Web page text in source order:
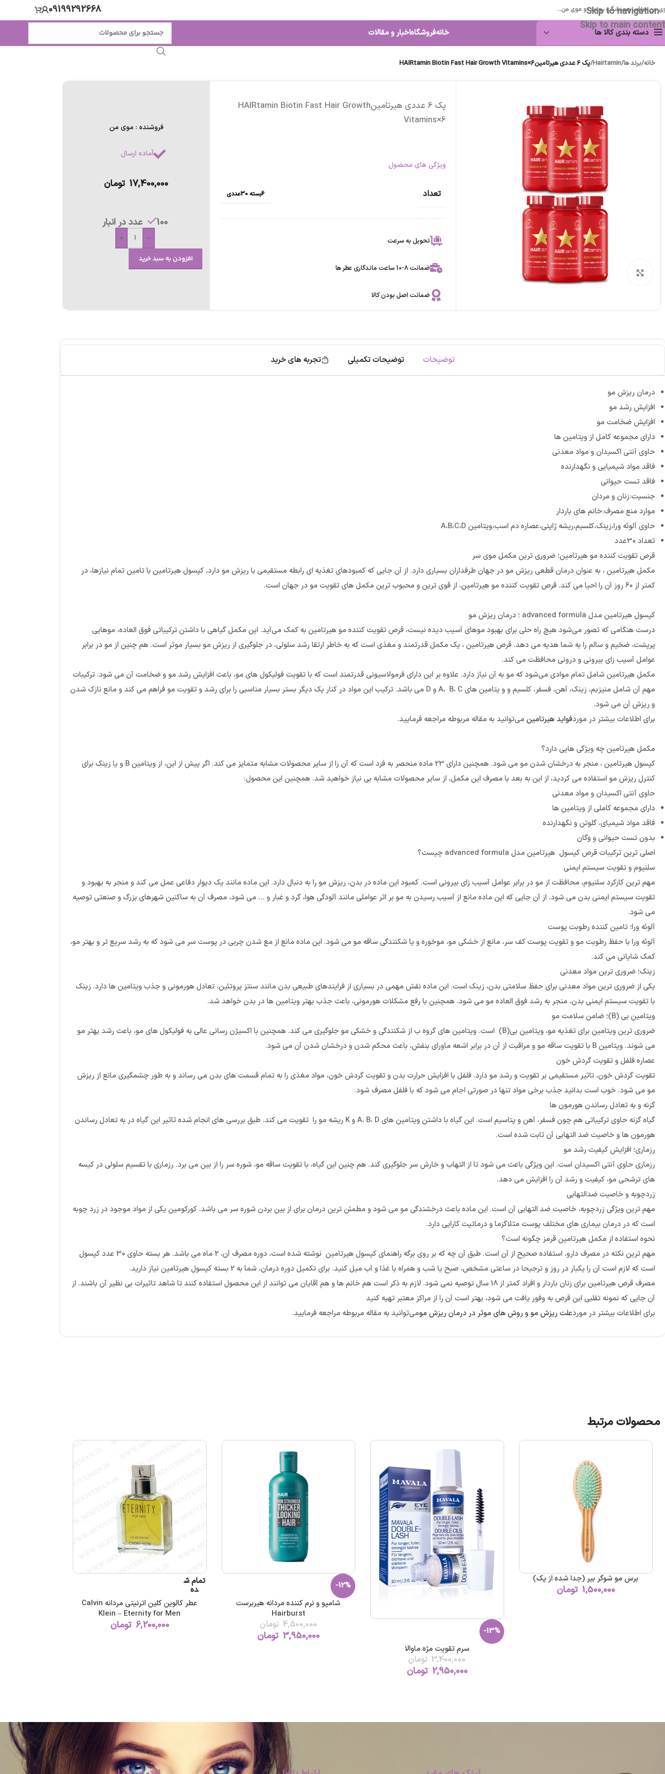
Skip to navigation
Skip to main content
من مراقب همیشگی پوست و موی من... 09199292668
دسته بندی کالا ها خانهفروشگاهاخبار و مقالات
خانه/برند ها/
Hairtamin
/پک 6 عددی هیرتامینHAIRtamin Biotin Fast Hair Growth Vitamins×6
برای بزرگنمایی کلیک کنید
پک 6 عددی هیرتامینHAIRtamin Biotin Fast Hair Growth
Vitamins×6
ویژگی های محصول
تعداد 6بسته 30عددی
تحویل به سرعت
ضمانت 8-10 ساعت ماندگاری عطر ها
ضمانت اصل بودن کالا
فروشنده : موی من
آماده ارسال
17,400,000 تومان
100 عدد در انبار
-
+
افزودن به سبد خرید
توضیحات توضیحات تکمیلی تجربه های خرید
درمان ریزش مو
افزایش رشد مو
افزایش ضخامت مو
دارای مجموعه کامل از ویتامین ها
حاوی آنتی اکسیدان و مواد معدنی
فاقد مواد شیمیایی و نگهدارنده
فاقد تست حیوانی
جنسیت:زنان و مردان
موارد منع مصرف:خانم های باردار
حاوی آلوئه ورا،زینک،کلسیم،ریشه ژاپنی،عصاره دم اسب،ویتامین A،B،C،D
تعداد 30عدد
قرص تقویت کننده مو هیرتامین؛ ضروری ترین مکمل موی سر
مکمل هیرتامین ، به عنوان درمان قطعی ریزش مو در جهان طرفداران بسیاری دارد. از آن جایی که کمبودهای تغذیه ای رابطه مستقیمی با ریزش مو دارد، کپسول هیرتامین با تامین تمام نیازها، در
کمتر از 60 روز آن را احیا می کند. قرص تقویت کننده مو هیرتامین، از قوی ترین و محبوب ترین مکمل های تقویت مو در جهان است.
کپسول هیرتامین مدل advanced formula ؛ درمان ریزش مو
درست هنگامی که تصور می‌شود هیچ راه حلی برای بهبود موهای آسیب دیده نیست، قرص تقویت کننده مو هیرتامین به کمک می‌آید. این مکمل گیاهی با داشتن ترکیباتی فوق العاده، موهایی
پرپشت، ضخیم و سالم را به شما هدیه می دهد. قرص هیرتامین ، یک مکمل قدرتمند و مغذی است که به خاطر ارتقا رشد سلولی، در جلوگیری از ریزش مو بسیار موثر است. هم چنین از مو در برابر
عوامل آسیب زای بیرونی و درونی محافظت می کند.
مکمل هیرتامین شامل تمام موادی می‌شود که مو به آن نیاز دارد. علاوه بر این دارای فرمولاسیونی قدرتمند است که با تقویت فولیکول های مو، باعث افزایش رشد مو و ضخامت آن می شود. ترکیبات
مهم آن شامل منیزیم، زینک، آهن، فسفر، کلسیم و و یتامین های A، B، C و D می باشد. ترکیب این مواد در کنار یک دیگر بستر بسیار مناسبی را برای رشد و تقویت مو فراهم می کند و مانع نازک شدن
و ریزش آن می شود.
برای اطلاعات بیشتر در موردفواید هیرتامین می‌توانید به مقاله مربوطه مراجعه فرمایید.
مکمل هیرتامین چه ویژگی هایی دارد؟
کپسول هیرتامین ، منجر به درخشان شدن مو می شود. همچنین دارای 23 ماده منحصر به فرد است که آن را از سایر محصولات مشابه متمایز می کند. اگر پیش از این، از ویتامین B و یا زینک برای
کنترل ریزش مو استفاده می کردید، از این به بعد با مصرف این مکمل، از سایر محصولات مشابه بی نیاز خواهید شد. همچنین این محصول:
حاوی آنتی اکسیدان و مواد معدنی
دارای مجموعه کاملی از ویتامین ها
فاقد مواد شیمیای، گلوتن و نگهدارنده
بدون تست حیوانی و وگان
اصلی ترین ترکیبات قرص کپسول هیرتامین مدل advanced formula چیست؟
سلنیوم و تقویت سیستم ایمنی
مهم ترین کارکرد سلنیوم، محافظت از مو در برابر عوامل آسیب زای بیرونی است. کمبود این ماده در بدن، ریزش مو را به دنبال دارد. این ماده مانند یک دیوار دفاعی عمل می کند و منجر به بهبود و
تقویت سیستم ایمنی بدن می شود. از آن جایی که این ماده مانع از آسیب رسیدن به مو بر اثر عواملی مانند آلودگی هوا، گرد و غبار و … می شود، مصرف آن به ساکنین شهرهای بزرگ و صنعتی توصیه
می شود.
آلوئه ورا؛ تامین کننده رطوبت پوست
آلوئه ورا با حفظ رطوبت مو و تقویت پوست کف سر، مانع از خشکی مو، موخوره و یا شکنندگی ساقه مو می شود. این ماده مانع از مع شدن چربی در پوست سر می شود که به رشد سریع تر و بهتر مو،
کمک شایانی می کند.
زینک؛ ضروری ترین مواد معدنی
یکی از ضروری ترین مواد معدنی برای حفظ سلامتی بدن، زینک است. این ماده نقش مهمی در بسیاری از فرایندهای طبیعی بدن مانند سنتز پروتئین، تعادل هورمونی و جذب ویتامین ها دارد. زینک
با تقویت سیستم ایمنی بدن، منجر به رشد فوق العاده مو می شود. همچنین با رفع مشکلات هورمونی، باعث جذب بهتر ویتامین ها در بدن خواهد شد.
ویتامین بی (B)؛ ضامن سلامت مو
ضروری ترین ویتامین برای تغذیه مو، ویتامین بی(B) است. ویتامین های گروه ب از شکنندگی و خشکی مو جلوگیری می کند. همچنین با اکسیژن رسانی عالی به فولیکول های مو، باعث رشد بهتر مو
می شوند. ویتامین B با تقویت ساقه مو و مراقبت از آن در برابر اشعه ماورای بنفش، باعث محکم شدن و درخشان شدن آن می شود.
عصاره فلفل و تقویت گردش خون
تقویت گردش خون، تاثیر مستقیمی بر تقویت و رشد مو دارد. فلفل با افزایش حرارت بدن و تقویت گردش خون، مواد مغذی را به تمام قسمت های بدن می رساند و به طور چشمگیری مانع از ریزش
مو می شود. خوب است بدانید جذب برخی مواد تنها در صورتی اجام می شود که با فلفل مصرف شود.
گزنه و به تعادل رساندن هورمون ها
گیاه گزنه حاوی ترکیباتی هم چون فسفر، آهن و پتاسیم است. این گیاه با داشتن ویتامین های A، B، D و K ریشه مو را تقویت می کند. طبق بررسی های انجام شده ثاثیر این گیاه در به تعادل رساندن
هورمون ها و خاصیت ضد التهابی آن ثابت شده است.
رزماری؛ افزایش کیفیت رشد مو
رزماری حاوی آنتی اکسیدان است. این ویژگی باعث می شود تا از التهاب و خارش سر جلوگیری کند. هم چنین این گیاه، با تقویت ساقه مو، شوره سر را از بین می برد. رزماری با تقسیم سلولی در کیسه
های ترشحی مو، کیفیت و رشد آن را افزایش می دهد.
زردچوبه و خاصیت ضدالتهابی
مهم ترین ویژگی زردچوبه، خاصیت ضد التهابی آن است. این ماده باعث درخشندگی مو می شود و مطمئن ترین درمان برای از بین بردن شوره سر می باشد. کورکومین یکی از مواد موجود در زرد چوبه
است که در درمان بیماری های مختلف پوست مثلاگزما و درماتیت کارایی دارد.
نحوه استفاده از مکمل هیرتامین قرمز چگونه است؟
مهم ترین نکته در مصرف دارو، استفاده صحیح از آن است. طبق آن چه که بر روی برگه راهنمای کپسول هیرتامین نوشته شده است، دوره مصرف آن، 2 ماه می باشد. هر بسته حاوی 30 عدد کپسول
است که لازم است آن را یکبار در روز و ترجیحا در ساعتی مشخص، صبح یا شب و همراه با غذا و آب میل کنید. برای تکمیل دوره درمان، شما به 2 بسته کپسول هیرتامین نیاز دارید.
مصرف قرص هیرتامین برای زنان باردار و افراد کمتر از 18 سال توصیه نمی شود. لازم به ذکر است هم خانم ها و هم آقایان می توانند از این محصول استفاده کنند تا شاهد تاثیرات بی نظیر آن باشند. از
آن جایی که نمونه تقلبی این قرص به وفور یافت می شود، بهتر است آن را از مراکز معتبر تهیه کنید
برای اطلاعات بیشتر در موردعلت ریزش مو و روش های موثر در درمان ریزش مومی‌توانید به مقاله مربوطه مراجعه فرمایید.
محصولات مرتبط
برس مو شوگر بیر (جدا شده از پک)
1,500,000 تومان
-13%
سرم تقویت مژه ماوالا
3,400,000 تومان
2,950,000 تومان
-12%
شامپو و نرم کننده مردانه هیربرست
Hairburst
4,500,000 تومان
3,950,000 تومان
تمام ش
ده
عطر کالوین کلین اترنیتی مردانه Calvin
Klein – Eternity for Men
6,200,000 تومان